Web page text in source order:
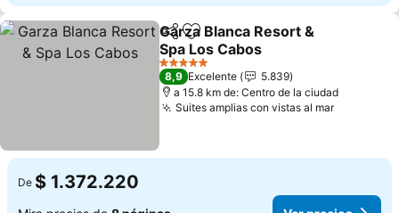
CompartirAgregar a favoritos
Garza Blanca Resort &
Spa Los Cabos
5 Estrellas
8,9 Excelente
5.839
a 15.8 km de: Centro de la ciudad
Suites amplias con vistas al mar
De $ 1.372.220